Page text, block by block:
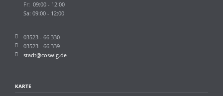
Fr: 09:00 - 12:00
Sa: 09:00 - 12:00
03523 - 66 330
03523 - 66 339
stadt@coswig.de
KARTE